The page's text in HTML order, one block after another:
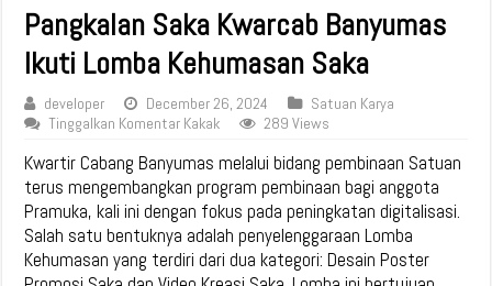
Pangkalan Saka Kwarcab Banyumas
Ikuti Lomba Kehumasan Saka
developer December 26, 2024
Satuan Karya
Tinggalkan Komentar Kakak
289 Views
Kwartir Cabang Banyumas melalui bidang pembinaan Satuan
terus mengembangkan program pembinaan bagi anggota
Pramuka, kali ini dengan fokus pada peningkatan digitalisasi.
Salah satu bentuknya adalah penyelenggaraan Lomba
Kehumasan yang terdiri dari dua kategori: Desain Poster